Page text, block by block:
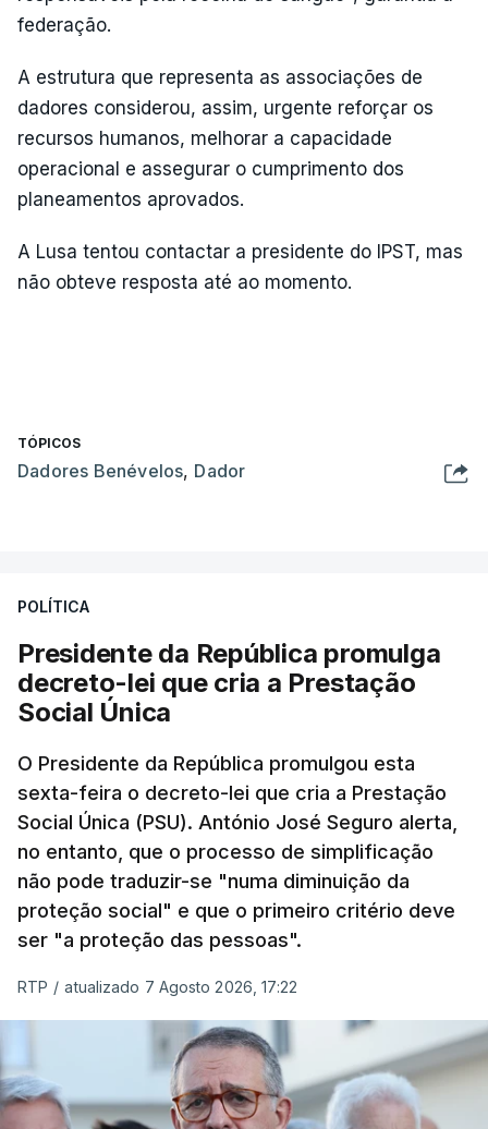
federação.
A estrutura que representa as associações de
dadores considerou, assim, urgente reforçar os
recursos humanos, melhorar a capacidade
operacional e assegurar o cumprimento dos
planeamentos aprovados.
A Lusa tentou contactar a presidente do IPST, mas
não obteve resposta até ao momento.
TÓPICOS
Dadores Benévelos, Dador
POLÍTICA
Presidente da República promulga
decreto-lei que cria a Prestação
Social Única
O Presidente da República promulgou esta
sexta-feira o decreto-lei que cria a Prestação
Social Única (PSU). António José Seguro alerta,
no entanto, que o processo de simplificação
não pode traduzir-se "numa diminuição da
proteção social" e que o primeiro critério deve
ser "a proteção das pessoas".
RTP / atualizado 7 Agosto 2026, 17:22